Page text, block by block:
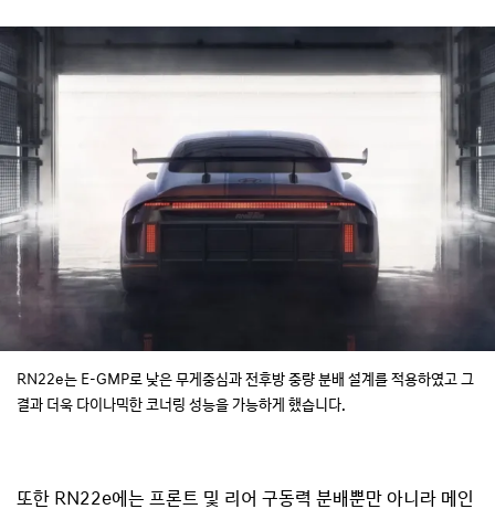
RN22e는 E-GMP로 낮은 무게중심과 전후방 중량 분배 설계를 적용하였고 그
결과 더욱 다이나믹한 코너링 성능을 가능하게 했습니다.
또한 RN22e에는 프론트 및 리어 구동력 분배뿐만 아니라 메인